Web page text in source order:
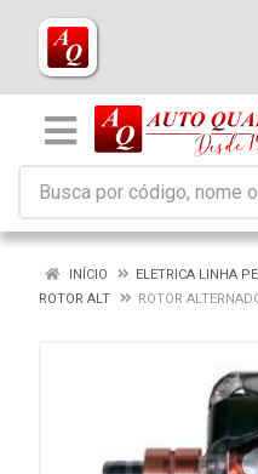
INÍCIO
ELETRICA LINHA
ROTOR ALT
ROTOR